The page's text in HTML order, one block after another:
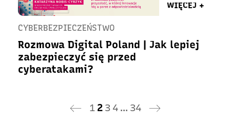
WIĘCEJ +
CYBERBEZPIECZEŃSTWO
Rozmowa Digital Poland | Jak lepiej
zabezpieczyć się przed
cyberatakami?
1 2 3 4 … 34